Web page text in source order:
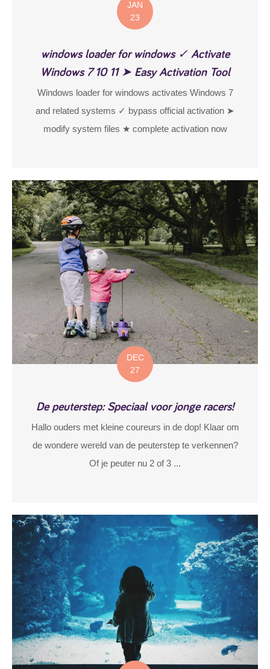
JAN
23
windows loader for windows ✓ Activate
Windows 7 10 11 ➤ Easy Activation Tool
Windows loader for windows activates Windows 7
and related systems ✓ bypass official activation ➤
modify system files ★ complete activation now
DEC
27
De peuterstep: Speciaal voor jonge racers!
Hallo ouders met kleine coureurs in de dop! Klaar om
de wondere wereld van de peuterstep te verkennen?
Of je peuter nu 2 of 3 ...